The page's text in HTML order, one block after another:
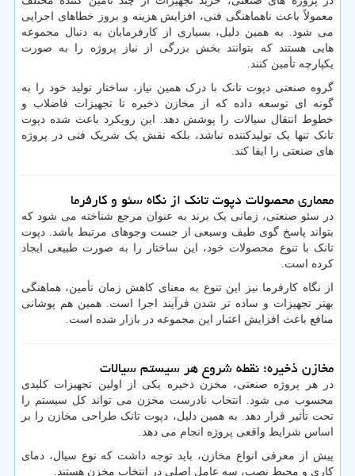
معمولاً باعث ناهماهنگی فنی، افزایش هزینه و بروز خطاهای اجرایی
می شود. به همین دلیل، بسیاری از کارفرمایان به دنبال مجموعه
هایی هستند که بتوانند بخش بزرگی از نیاز پروژه را به صورت
یکپارچه تأمین کنند.
گروه صنعتی دپوت تانک با درک همین نیاز، ساختار تولید خود را به
گونه ای توسعه داده که از مخازن ذخیره تا تجهیزات فاضلاب و
خطوط انتقال سیالات را پوشش دهد. این رویکرد باعث شده دپوت
تانک تنها یک تولیدکننده نباشد، بلکه نقش یک شریک فنی در پروژه
های صنعتی را ایفا کند.
معماری محصولات دپوت تانک از نگاه سئو و کارفرما
در سئو صنعتی، زمانی یک برند به عنوان مرجع شناخته می شود که
بتواند پاسخ گوی طیف وسیعی از جست وجوهای مرتبط باشد. دپوت
تانک با تنوع محصولات خود، این ساختار را به صورت طبیعی ایجاد
کرده است.
از نگاه کارفرما نیز این تنوع به معنای کاهش زمان تأمین، هماهنگی
بهتر تجهیزات و ساده تر شدن فرآیند اجرا است. همین هم پوشانی
منافع باعث افزایش اعتبار این مجموعه در بازار شده است.
مخازن ذخیره؛ نقطه شروع هر سیستم سیالات
در هر پروژه صنعتی، مخزن ذخیره یکی از اولین تجهیزات کلیدی
محسوب می شود. انتخاب نادرست مخزن می تواند کل سیستم را
تحت تأثیر قرار دهد. به همین دلیل، دپوت تانک طراحی مخازن را بر
اساس شرایط واقعی پروژه انجام می دهد.
پیش از معرفی انواع مخازن، باید توجه داشت که نوع سیال، دمای
کاری و محیط نصب، سه عامل اصلی در انتخاب مخزن هستند.